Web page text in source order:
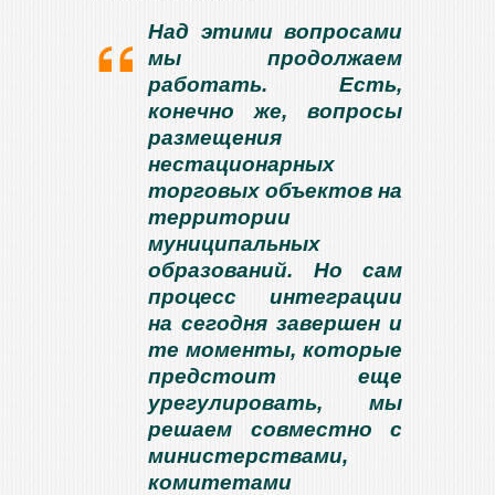
Над этими вопросами
мы продолжаем
работать. Есть,
конечно же, вопросы
размещения
нестационарных
торговых объектов на
территории
муниципальных
образований. Но сам
процесс интеграции
на сегодня завершен и
те моменты, которые
предстоит еще
урегулировать, мы
решаем совместно с
министерствами,
комитетами